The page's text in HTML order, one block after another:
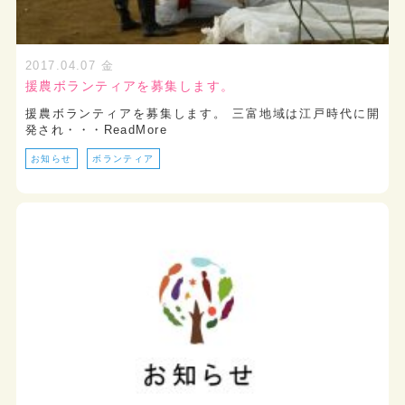
2017.04.07 金
援農ボランティアを募集します。
援農ボランティアを募集します。 三富地域は江戸時代に開
発され・・・ReadMore
お知らせ ボランティア